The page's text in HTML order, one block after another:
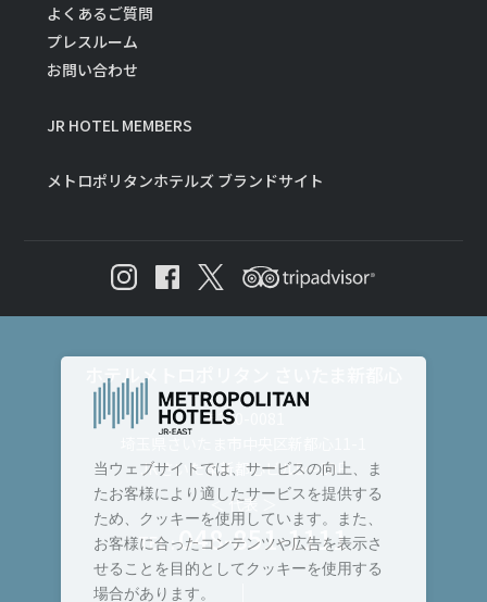
よくあるご質問
プレスルーム
お問い合わせ
JR HOTEL MEMBERS
メトロポリタンホテルズ ブランドサイト
ホテルメトロポリタン さいたま新都心
〒330-0081
JRさいたま新都心ビル5～10F
＜ 代表 ＞
TEL :048-851-1111
当ウェブサイトでは、サービスの向上、ま
たお客様により適したサービスを提供する
ため、クッキーを使用しています。また、
お客様に合ったコンテンツや広告を表示さ
せることを目的としてクッキーを使用する
場合があります。